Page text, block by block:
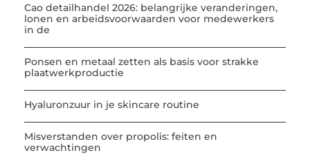
Cao detailhandel 2026: belangrijke veranderingen,
lonen en arbeidsvoorwaarden voor medewerkers
in de
Ponsen en metaal zetten als basis voor strakke
plaatwerkproductie
Hyaluronzuur in je skincare routine
Misverstanden over propolis: feiten en
verwachtingen